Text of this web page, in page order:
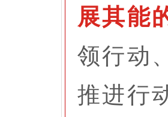
展其能
领行动
推进行